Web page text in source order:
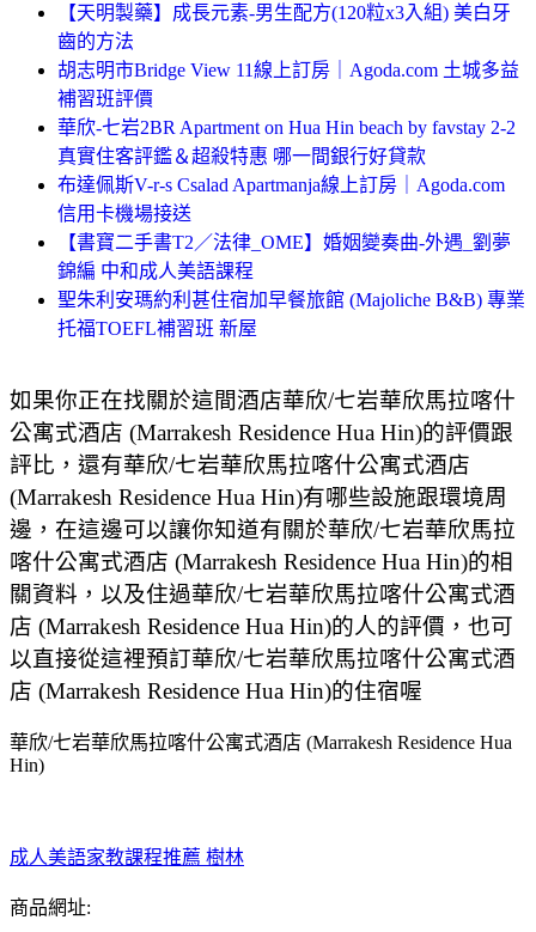
【天明製藥】成長元素-男生配方(120粒x3入組) 美白牙
齒的方法
胡志明市Bridge View 11線上訂房｜Agoda.com 土城多益
補習班評價
華欣-七岩2BR Apartment on Hua Hin beach by favstay 2-2
真實住客評鑑＆超殺特惠 哪一間銀行好貸款
布達佩斯V-r-s Csalad Apartmanja線上訂房｜Agoda.com
信用卡機場接送
【書寶二手書T2／法律_OME】婚姻變奏曲-外遇_劉夢
錦編 中和成人美語課程
聖朱利安瑪約利甚住宿加早餐旅館 (Majoliche B&B) 專業
托福TOEFL補習班 新屋
如果你正在找關於這間酒店華欣/七岩華欣馬拉喀什
公寓式酒店 (Marrakesh Residence Hua Hin)的評價跟
評比，還有華欣/七岩華欣馬拉喀什公寓式酒店
(Marrakesh Residence Hua Hin)有哪些設施跟環境周
邊，在這邊可以讓你知道有關於華欣/七岩華欣馬拉
喀什公寓式酒店 (Marrakesh Residence Hua Hin)的相
關資料，以及住過華欣/七岩華欣馬拉喀什公寓式酒
店 (Marrakesh Residence Hua Hin)的人的評價，也可
以直接從這裡預訂華欣/七岩華欣馬拉喀什公寓式酒
店 (Marrakesh Residence Hua Hin)的住宿喔
華欣/七岩華欣馬拉喀什公寓式酒店 (Marrakesh Residence Hua
Hin)
成人美語家教課程推薦 樹林
商品網址: